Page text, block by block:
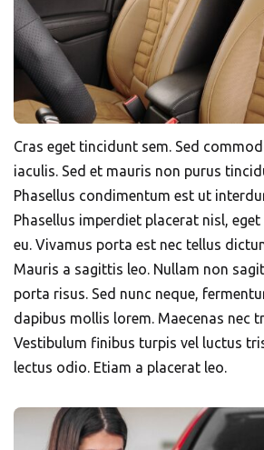
Cras eget tincidunt sem. Sed
iaculis. Sed et mauris non purus
Phasellus condimentum est ut
Phasellus imperdiet placerat nisl,
eu. Vivamus porta est nec tellus
Mauris a sagittis leo. Nullam non
porta risus. Sed nunc neque,
dapibus mollis lorem. Maecenas nec
Vestibulum finibus turpis vel luctus
lectus odio. Etiam a placerat leo.